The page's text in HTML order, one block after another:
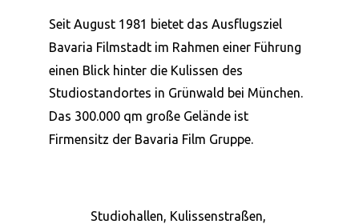
Seit August 1981 bietet das Ausflugsziel
Bavaria Filmstadt im Rahmen einer Führung
einen Blick hinter die Kulissen des
Studiostandortes in Grünwald bei München.
Das 300.000 qm große Gelände ist
Firmensitz der Bavaria Film Gruppe.
Studiohallen, Kulissenstraßen,